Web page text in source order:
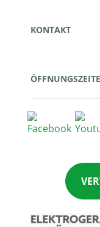
KONTAKT